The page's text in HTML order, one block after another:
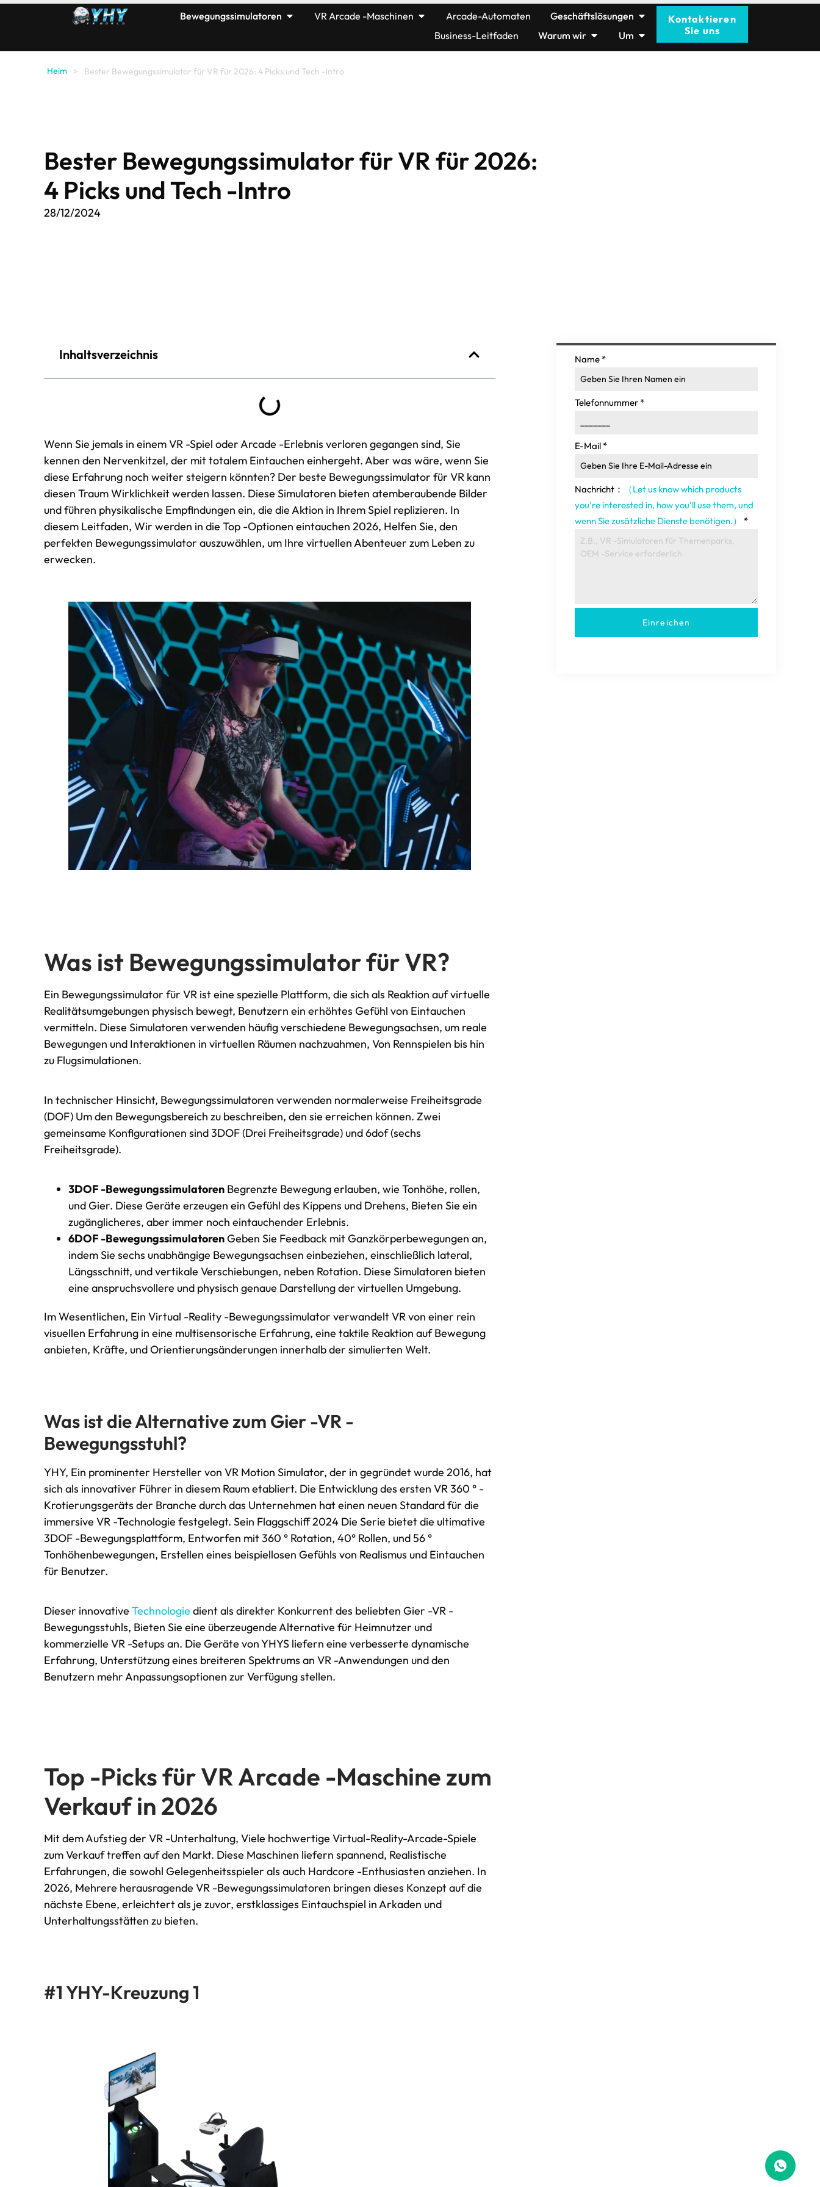
Bewegungssimulatoren VR Arcade -Maschinen Arcade-Automaten
Geschäftslösungen
Business-Leitfaden
Warum wir Um
Kontaktieren
Sie uns
Heim > Bester Bewegungssimulator für VR für 2026: 4 Picks und Tech -Intro
Bester Bewegungssimulator für VR für 2026:
4 Picks und Tech -Intro
28/12/2024
Inhaltsverzeichnis
Wenn Sie jemals in einem VR -Spiel oder Arcade -Erlebnis verloren gegangen sind, Sie
kennen den Nervenkitzel, der mit totalem Eintauchen einhergeht. Aber was wäre, wenn Sie
diese Erfahrung noch weiter steigern könnten? Der beste Bewegungssimulator für VR kann
diesen Traum Wirklichkeit werden lassen. Diese Simulatoren bieten atemberaubende Bilder
und führen physikalische Empfindungen ein, die die Aktion in Ihrem Spiel replizieren. In
diesem Leitfaden, Wir werden in die Top -Optionen eintauchen 2026, Helfen Sie, den
perfekten Bewegungssimulator auszuwählen, um Ihre virtuellen Abenteuer zum Leben zu
erwecken.
Was ist Bewegungssimulator für VR?
Ein Bewegungssimulator für VR ist eine spezielle Plattform, die sich als Reaktion auf virtuelle
Realitätsumgebungen physisch bewegt, Benutzern ein erhöhtes Gefühl von Eintauchen
vermitteln. Diese Simulatoren verwenden häufig verschiedene Bewegungsachsen, um reale
Bewegungen und Interaktionen in virtuellen Räumen nachzuahmen, Von Rennspielen bis hin
zu Flugsimulationen.
In technischer Hinsicht, Bewegungssimulatoren verwenden normalerweise Freiheitsgrade
(DOF) Um den Bewegungsbereich zu beschreiben, den sie erreichen können. Zwei
gemeinsame Konfigurationen sind 3DOF (Drei Freiheitsgrade) und 6dof (sechs
Freiheitsgrade).
3DOF -Bewegungssimulatoren Begrenzte Bewegung erlauben, wie Tonhöhe, rollen,
und Gier. Diese Geräte erzeugen ein Gefühl des Kippens und Drehens, Bieten Sie ein
zugänglicheres, aber immer noch eintauchender Erlebnis.
6DOF -BewegungssimulatorenGeben Sie Feedback mit Ganzkörperbewegungen an,
indem Sie sechs unabhängige Bewegungsachsen einbeziehen, einschließlich lateral,
Längsschnitt, und vertikale Verschiebungen, neben Rotation. Diese Simulatoren bieten
eine anspruchsvollere und physisch genaue Darstellung der virtuellen Umgebung.
Im Wesentlichen, Ein Virtual -Reality -Bewegungssimulator verwandelt VR von einer rein
visuellen Erfahrung in eine multisensorische Erfahrung, eine taktile Reaktion auf Bewegung
anbieten, Kräfte, und Orientierungsänderungen innerhalb der simulierten Welt.
Was ist die Alternative zum Gier -VR -
Bewegungsstuhl?
YHY, Ein prominenter Hersteller von VR Motion Simulator, der in gegründet wurde 2016, hat
sich als innovativer Führer in diesem Raum etabliert. Die Entwicklung des ersten VR 360 ° -
Krotierungsgeräts der Branche durch das Unternehmen hat einen neuen Standard für die
immersive VR -Technologie festgelegt. Sein Flaggschiff 2024 Die Serie bietet die ultimative
3DOF -Bewegungsplattform, Entworfen mit 360 ° Rotation, 40° Rollen, und 56 °
Tonhöhenbewegungen, Erstellen eines beispiellosen Gefühls von Realismus und Eintauchen
für Benutzer.
Dieser innovative Technologie dient als direkter Konkurrent des beliebten Gier -VR -
Bewegungsstuhls, Bieten Sie eine überzeugende Alternative für Heimnutzer und
kommerzielle VR -Setups an. Die Geräte von YHYS liefern eine verbesserte dynamische
Erfahrung, Unterstützung eines breiteren Spektrums an VR -Anwendungen und den
Benutzern mehr Anpassungsoptionen zur Verfügung stellen.
Top -Picks für VR Arcade -Maschine zum
Verkauf in 2026
Mit dem Aufstieg der VR -Unterhaltung, Viele hochwertige Virtual-Reality-Arcade-Spiele
zum Verkauf treffen auf den Markt. Diese Maschinen liefern spannend, Realistische
Erfahrungen, die sowohl Gelegenheitsspieler als auch Hardcore -Enthusiasten anziehen. In
2026, Mehrere herausragende VR -Bewegungssimulatoren bringen dieses Konzept auf die
nächste Ebene, erleichtert als je zuvor, erstklassiges Eintauchspiel in Arkaden und
Unterhaltungsstätten zu bieten.
#1 YHY-Kreuzung 1
Name *
Telefonnummer *
E-Mail *
Nachricht：
（Let us know which products
you're interested in, how you'll use them, und
wenn Sie zusätzliche Dienste benötigen.）
*
Einreichen